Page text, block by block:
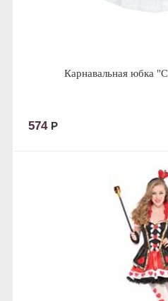
Карнавальная юбка
574 Р